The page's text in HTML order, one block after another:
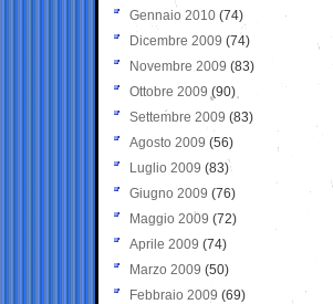
Gennaio 2010 (74)
Dicembre 2009 (74)
Novembre 2009 (83)
Ottobre 2009 (90)
Settembre 2009 (83)
Agosto 2009 (56)
Luglio 2009 (83)
Giugno 2009 (76)
Maggio 2009 (72)
Aprile 2009 (74)
Marzo 2009 (50)
Febbraio 2009 (69)